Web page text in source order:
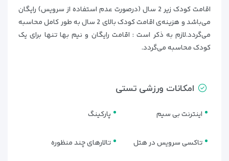
اقامت کودک زیر 2 سال (درصورت عدم استفاده از سرویس) رایگان
می‌باشد و هزینه‌ی اقامت کودک بالای 2 سال به طور کامل محاسبه
می‌گردد.لازم به ذکر است : اقامت رایگان و نیم بها تنها برای یک
کودک محاسبه می‌گردد.
امکانات ورزشی تستی
اینترنت بی سیم پارکینگ
تاکسی سرویس در هتل تالارهای چند منظوره